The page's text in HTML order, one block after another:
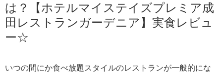
は？【ホテルマイステイズプレミア成
田レストランガーデニア】実食レビュ
ー☆
いつの間にか食べ放題スタイルのレストランが一般的にな